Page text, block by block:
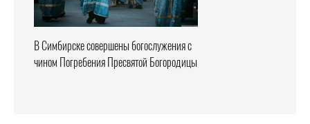
В Симбирске совершены богослужения с
чином Погребения Пресвятой Богородицы